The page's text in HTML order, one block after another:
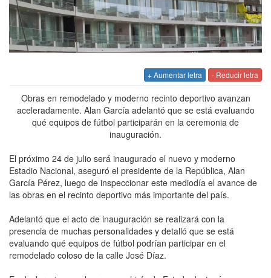
+ Aumentar letra - Reducir letra
Obras en remodelado y moderno recinto deportivo avanzan
aceleradamente. Alan García adelantó que se está evaluando
qué equipos de fútbol participarán en la ceremonia de
inauguración.
El próximo 24 de julio será inaugurado el nuevo y moderno
Estadio Nacional, aseguró el presidente de la República, Alan
García Pérez, luego de inspeccionar este mediodía el avance de
las obras en el recinto deportivo más importante del país.
Adelantó que el acto de inauguración se realizará con la
presencia de muchas personalidades y detalló que se está
evaluando qué equipos de fútbol podrían participar en el
remodelado coloso de la calle José Díaz.